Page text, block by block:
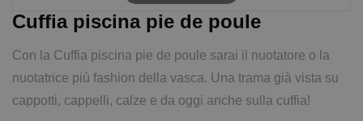
Cuffia piscina pie de poule
Con la Cuffia piscina pie de poule sarai il nuotatore o la
nuotatrice più fashion della vasca. Una trama già vista su
cappotti, cappelli, calze e da oggi anche sulla cuffia!